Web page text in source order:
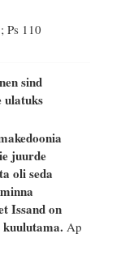
Ps 110
sind
ulatuks
juurde
oli seda
Issand on
kuulutama.Ap